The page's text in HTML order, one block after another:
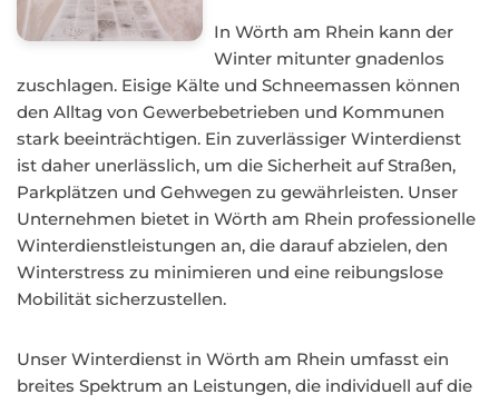
In Wörth am Rhein kann der
Winter mitunter gnadenlos
zuschlagen. Eisige Kälte und Schneemassen können
den Alltag von Gewerbebetrieben und Kommunen
stark beeinträchtigen. Ein zuverlässiger Winterdienst
ist daher unerlässlich, um die Sicherheit auf Straßen,
Parkplätzen und Gehwegen zu gewährleisten. Unser
Unternehmen bietet in Wörth am Rhein professionelle
Winterdienstleistungen an, die darauf abzielen, den
Winterstress zu minimieren und eine reibungslose
Mobilität sicherzustellen.
Unser Winterdienst in Wörth am Rhein umfasst ein
breites Spektrum an Leistungen, die individuell auf die